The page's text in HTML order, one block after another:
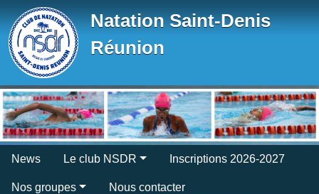
Natation Saint-Denis
Réunion
News Le club NSDR Inscriptions 2026-2027
Nos groupes Nous contacter
Panneau de gestion des cookies